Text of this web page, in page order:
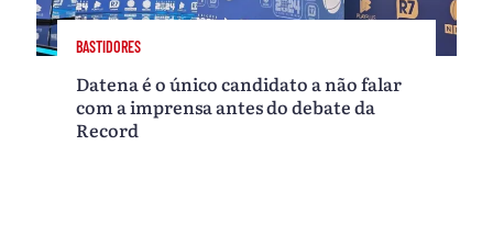
BASTIDORES
Datena é o único candidato a não falar
com a imprensa antes do debate da
Record